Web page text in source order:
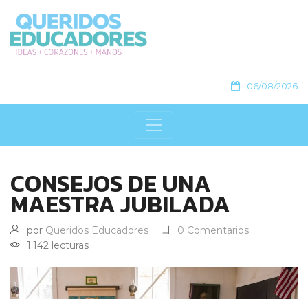
06/08/2026
CONSEJOS DE UNA
MAESTRA JUBILADA
por Queridos Educadores
0 Comentarios
1.142 lecturas